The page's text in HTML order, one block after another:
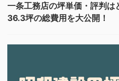
一条工務店の坪単価・評判は
36.3坪の総費用を大公開！